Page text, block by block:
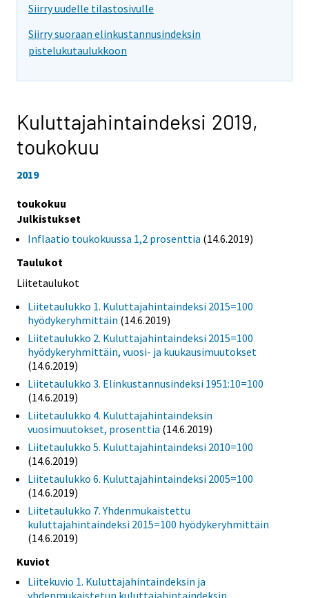
Siirry uudelle tilastosivulle
Siirry suoraan elinkustannusindeksin
pistelukutaulukkoon
Kuluttajahintaindeksi 2019,
toukokuu
2019
toukokuu
Julkistukset
Inflaatio toukokuussa 1,2 prosenttia (14.6.2019)
Taulukot
Liitetaulukot
Liitetaulukko 1. Kuluttajahintaindeksi 2015=100
hyödykeryhmittäin (14.6.2019)
Liitetaulukko 2. Kuluttajahintaindeksi 2015=100
hyödykeryhmittäin, vuosi- ja kuukausimuutokset
(14.6.2019)
Liitetaulukko 3. Elinkustannusindeksi 1951:10=100
(14.6.2019)
Liitetaulukko 4. Kuluttajahintaindeksin
vuosimuutokset, prosenttia (14.6.2019)
Liitetaulukko 5. Kuluttajahintaindeksi 2010=100
(14.6.2019)
Liitetaulukko 6. Kuluttajahintaindeksi 2005=100
(14.6.2019)
Liitetaulukko 7. Yhdenmukaistettu
kuluttajahintaindeksi 2015=100 hyödykeryhmittäin
(14.6.2019)
Kuviot
Liitekuvio 1. Kuluttajahintaindeksin ja
yhdenmukaistetun kuluttajahintaindeksin